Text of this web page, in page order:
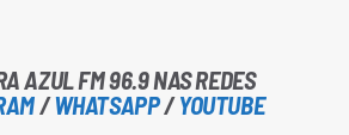
AZUL FM 96.9 NAS REDES
/WHATSAPP/YOUTUBE